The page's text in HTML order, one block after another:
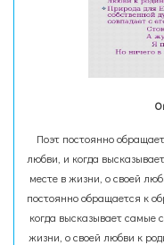
Поэт постоянно
любви, и когда
месте в жизни, о своей
постоянно обращается к
когда высказывает самые
жизни, о своей любви к